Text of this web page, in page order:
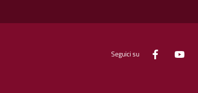
Seguici su